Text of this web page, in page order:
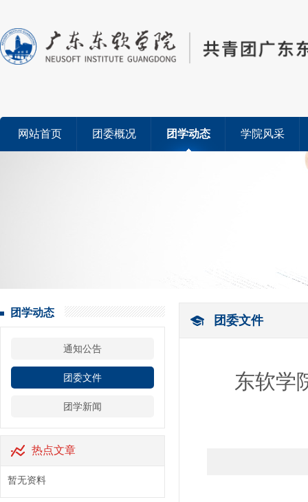
网站首页 团委概况 团学动态 学院风采
团学动态
通知公告
团委文件
团学新闻
热点文章
暂无资料
团委文件
东软学